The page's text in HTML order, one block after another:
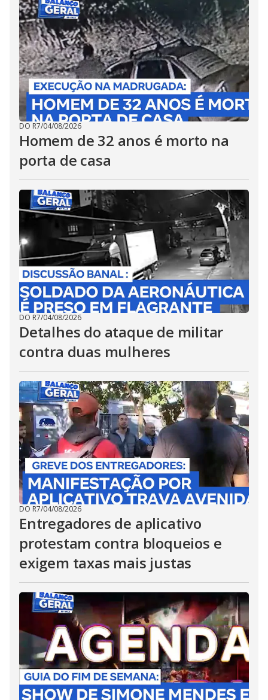
DO R7/04/08/2026
Homem de 32 anos é morto na
porta de casa
DO R7/04/08/2026
Detalhes do ataque de militar
contra duas mulheres
DO R7/04/08/2026
Entregadores de aplicativo
protestam contra bloqueios e
exigem taxas mais justas